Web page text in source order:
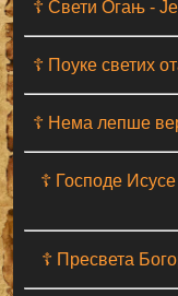
☦ Свети Огањ -
☦ Поуке светих
☦ Нема лепше
☦ Господе
☦ Пресвета